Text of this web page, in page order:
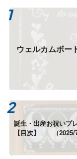
ウェルカムボ
誕生・出産お祝いプ
【目次】 （2025/
新）